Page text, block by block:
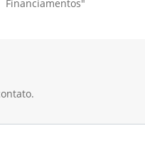
Financiamentos"